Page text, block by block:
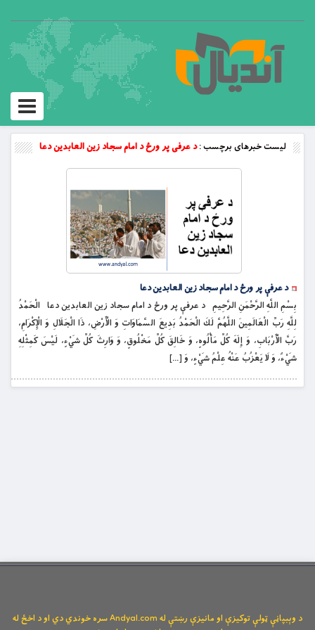
Toggle
لیست خبرهای برچسب :د عرفی پر ورځ د امام سجاد زین العابدین دعا
د عرفې پر ورځ د امام سجاد زین العابدین دعا
بِسْمِ اللَّهِ الرَّحْمَنِ الرَّحِيمِ د عرفې پر ورځ د امام سجاد زین العابدین دعا الْحَمْدُ
لِلَّهِ رَبِّ الْعَالَمِينَ اللَّهُمَّ لَكَ الْحَمْدُ بَدِيعَ السَّمَاوَاتِ وَ الْأَرْضِ، ذَا الْجَلَالِ وَ الْإِكْرَامِ،
رَبَّ الْأَرْبَابِ، وَ إِلَهَ كُلِّ مَأْلُوهٍ، وَ خَالِقَ كُلِّ مَخْلُوقٍ، وَ وَارِثَ كُلِّ شَيْ‏ءٍ، لَيْسَ كَمِثْلِهِ
شَيْ‏ءٌ، وَ لَا يَعْزُبُ عَنْهُ عِلْمُ شَيْ‏ءٍ، وَ […]
د وېبپاڼې ټولې توکیزې او مانیزې رښتې له Andyal.com سره خوندي دي او د اخځ له